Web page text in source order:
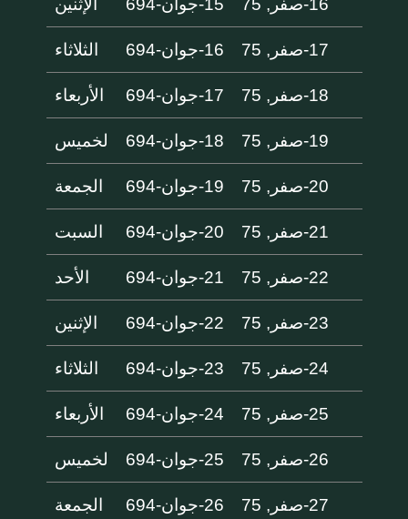
17-صفر, 75 16-جوان-694 الثلاثاء
18-صفر, 75 17-جوان-694 الأربعاء
19-صفر, 75 18-جوان-694 لخميس
20-صفر, 75 19-جوان-694 الجمعة
21-صفر, 75 20-جوان-694 السبت
22-صفر, 75 21-جوان-694 الأحد
23-صفر, 75 22-جوان-694 الإثنين
24-صفر, 75 23-جوان-694 الثلاثاء
25-صفر, 75 24-جوان-694 الأربعاء
26-صفر, 75 25-جوان-694 لخميس
27-صفر, 75 26-جوان-694 الجمعة